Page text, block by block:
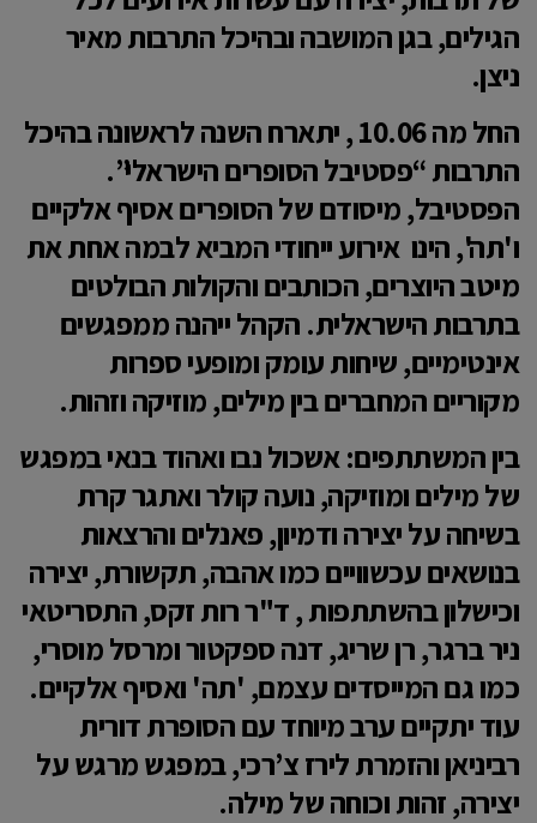
הגילים, בגן המושבה ובהיכל התרבות מאיר
ניצן.
החל מה 10.06 , יתארח השנה לראשונה בהיכל
התרבות“פסטיבל הסופרים הישראלי”.
הפסטיבל, מיסודם של הסופריםאסיף אלקיים
ו'תה', הינו אירוע ייחודי המביא לבמה אחת את
מיטב היוצרים, הכותבים והקולות הבולטים
בתרבות הישראלית. הקהל ייהנה ממפגשים
אינטימיים, שיחות עומק ומופעי ספרות
מקוריים המחברים בין מילים, מוזיקה וזהות.
בין המשתתפים:אשכול נבו ואהוד בנאיבמפגש
של מילים ומוזיקה,נועה קולר ואתגר קרת
בשיחה על יצירה ודמיון, פאנלים והרצאות
בנושאים עכשוויים כמו אהבה, תקשורת, יצירה
וכישלון בהשתתפות, ד"ר רות זקס, התסריטאי
ניר ברגר, רן שריג, דנה ספקטור ומרסל מוסרי,
כמו גם המייסדים עצמם, 'תה' ואסיף אלקיים.
עוד יתקיים ערב מיוחד עם הסופרתדורית
רביניאןוהזמרתלירז צ’רכי,במפגש מרגש על
יצירה, זהות וכוחה של מילה.